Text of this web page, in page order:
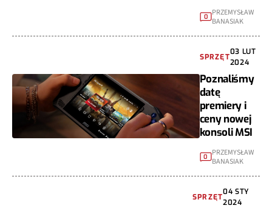
0
PRZEMYSŁAW
BANASIAK
SPRZĘT
03 LUT
2024
Poznaliśmy
datę
premiery i
ceny nowej
konsoli MSI
0 PRZEMYSŁAW
BANASIAK
SPRZĘT
04 STY
2024